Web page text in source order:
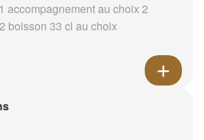
accompagnement au choix 2
boisson 33 cl au choix